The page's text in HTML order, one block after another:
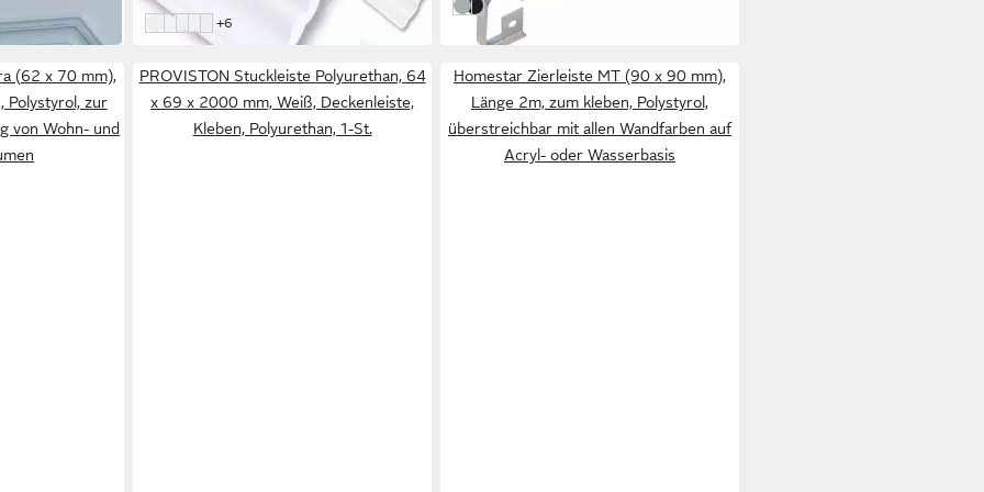
in 4-5 Werktagen bei dir
NS35 35x35mm
NA10 70x60mm
ND20 20x20mm
NS80 80x70mm
NM50 40x40mm
weitere Farben:
+6
Silber
Schwarz
(62 x 70 mm),
Polystyrol, zur
von Wohn- und
PROVISTON Stuckleiste Polyurethan, 64
x 69 x 2000 mm, Weiß, Deckenleiste,
Kleben, Polyurethan, 1-St.
Homestar Zierleiste MT (90 x 90 mm),
Länge 2m, zum kleben, Polystyrol,
überstreichbar mit allen Wandfarben auf
Acryl- oder Wasserbasis